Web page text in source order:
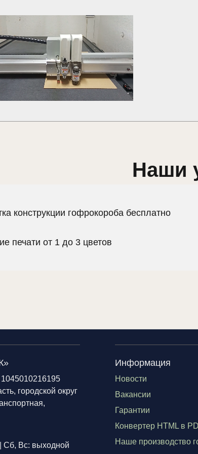
Наши
конструкции гофрокороба бесплатно
печати от 1 до 3 цветов
городской округ
Сб, Вс: выходной
Информация
Новости
Вакансии
Гарантии
Конвертер HTML в
Наше производство